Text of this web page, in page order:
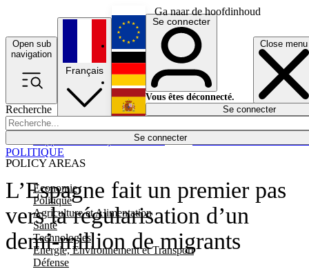
Ga naar de hoofdinhoud
Open sub
navigation
Close menu
Recherche
Se connecter
POLICY AREAS
Economie
Politique
Agriculture et Alimentation
Santé
Technologies
Energie, Environnement et Transport
Défense
Économie
Français
English
Deutsch
Español
Se connecter
Vous êtes déconnecté.
Se connecter
L’Espagne fait un premier pas
vers la régularisation d’un
demi-million de migrants
POLITIQUE